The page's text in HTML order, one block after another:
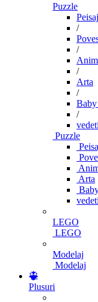
Puzzle
/
/
/
Arta
/
/
Puzzle
Arta
LEGO
LEGO
Modelaj
Modelaj
Plusuri